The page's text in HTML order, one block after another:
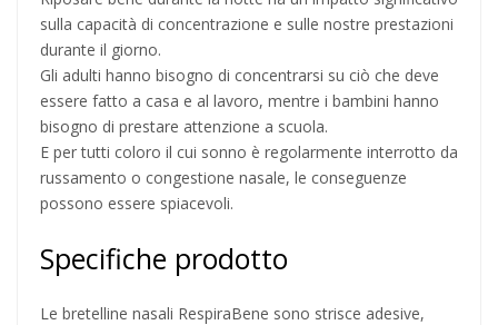
sulla capacità di concentrazione e sulle nostre prestazioni
durante il giorno.
Gli adulti hanno bisogno di concentrarsi su ciò che deve
essere fatto a casa e al lavoro, mentre i bambini hanno
bisogno di prestare attenzione a scuola.
E per tutti coloro il cui sonno è regolarmente interrotto da
russamento o congestione nasale, le conseguenze
possono essere spiacevoli.
Specifiche prodotto
Le bretelline nasali RespiraBene sono strisce adesive,